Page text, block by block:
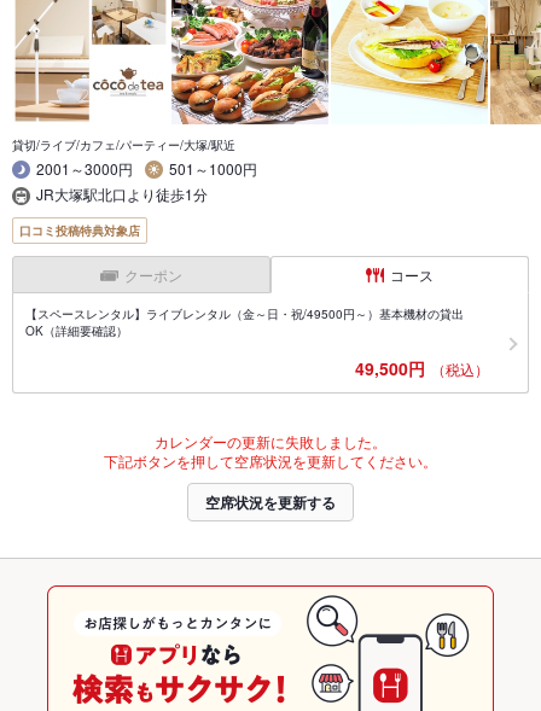
貸切/ライブ/カフェ/パーティー/大塚/駅近
2001～3000円
501～1000円
JR大塚駅北口より徒歩1分
口コミ投稿特典対象店
クーポン コース
【スペースレンタル】ライブレンタル（金～日・祝/49500円～）基本機材の貸出
OK（詳細要確認）
49,500円 （税込）
カレンダーの更新に失敗しました。
下記ボタンを押して空席状況を更新してください。
空席状況を更新する